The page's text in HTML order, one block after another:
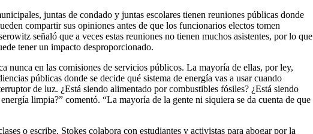
juntas de condado y juntas escolares tienen reuniones públicas donde
compartir sus opiniones antes de que los funcionarios electos tomen
señaló que a veces estas reuniones no tienen muchos asistentes, por lo que
tener un impacto desproporcionado.
nunca en las comisiones de servicios públicos. La mayoría de ellas, por ley,
públicas donde se decide qué sistema de energía vas a usar cuando
de luz. ¿Está siendo alimentado por combustibles fósiles? ¿Está siendo
limpia?” comentó. “La mayoría de la gente ni siquiera se da cuenta de que
o escribe, Stokes colabora con estudiantes y activistas para abogar por la